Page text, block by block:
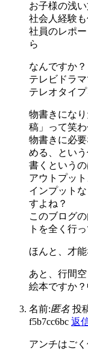
お子様の浅
社会人経験
社員のレポ
ら
なんですか
テレビドラ
テレオタイ
物書きにな
稿」って笑
物書きに必
める、とい
書くという
アウトプッ
インプット
すよね？
このブログ
トを全く行
ほんと、才
あと、行間
絵本ですか
名前:匿名 投
f5b7cc6bc 返
アンチはご